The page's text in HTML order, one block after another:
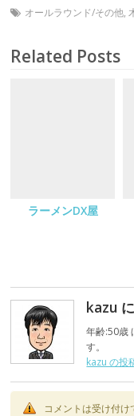
オールラウンド/その他,
Related Posts
ラーメンDX屋
kazu
年齢:50歳
す。
kazu の投
コメントは受け付け